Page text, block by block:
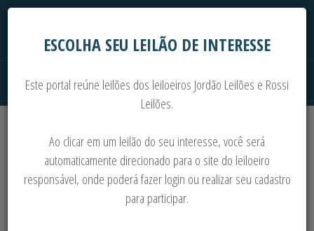
Imoveis Máquinas Sucata
MOTONIVELADORA PATROL • PEÇAS
DIVERSAS MÁQS. • ROLO DE PNEU • PNEUS •
ESCOLHA SEU LEILÃO DE INTERESSE
Este portal reúne leilões dos leiloeiros Jordão Leilões e Rossi
Leilões.
Ao clicar em um leilão do seu interesse, você será
automaticamente direcionado para o site do leiloeiro
responsável, onde poderá fazer login ou realizar seu cadastro
para participar.